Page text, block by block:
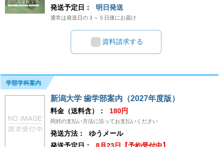
発送予定日： 明日発送
通常は発送日の３～５日後にお届け
資料請求する
学部学科案内
新潟大学 歯学部案内（2027年度版）
料金（送料含）： 180円
同封の支払い方法に沿ってお支払いください
発送方法：
ゆうメール
発送予定日：
8月23日【予約受付中】